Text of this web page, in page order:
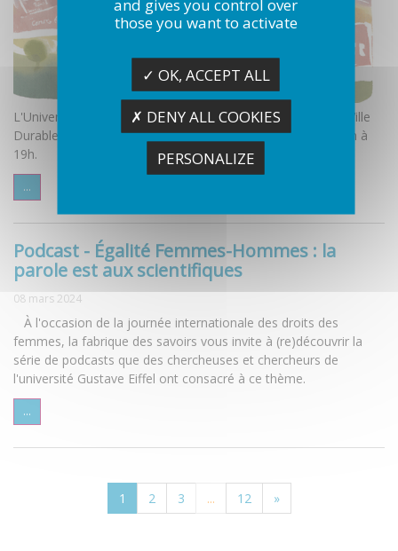
L'Université Gustave Eiffel vous convie à la Géonight Eiffel Ville
Durable et Bâtiments Innovants, le vendredi 12 avril, de 16h à
19h.
...
Podcast - Égalité Femmes-Hommes : la
parole est aux scientifiques
08 mars 2024
À l'occasion de la journée internationale des droits des
femmes, la fabrique des savoirs vous invite à (re)découvrir la
série de podcasts que des chercheuses et chercheurs de
l'université Gustave Eiffel ont consacré à ce thème.
...
1 2 3 ... 12 »
and gives you control over
those you want to activate
✓ OK, ACCEPT ALL
✗ DENY ALL COOKIES
PERSONALIZE